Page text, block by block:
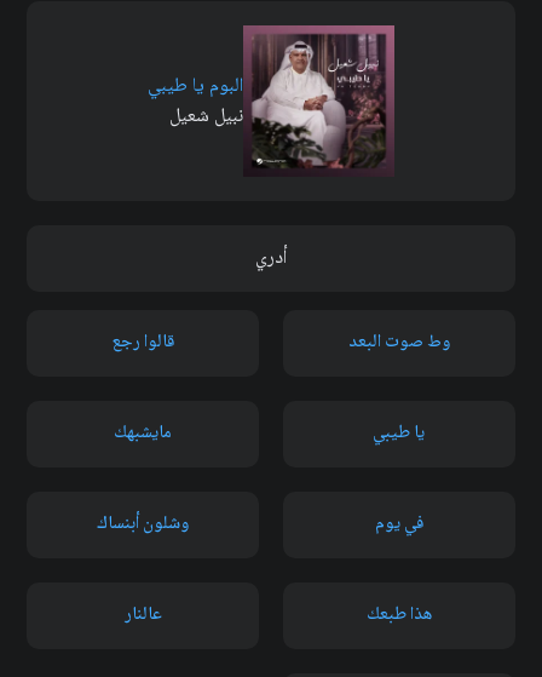
البوم يا طيبي
نبيل شعيل
أدري
وط صوت البعد قالوا رجع
يا طيبي مايشبهك
في يوم وشلون أبنساك
هذا طبعك عالنار